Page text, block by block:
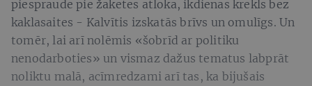
piespraude pie žaketes atloka, ikdienas krekls bez
kaklasaites - Kalvītis izskatās brīvs un omulīgs. Un
tomēr, lai arī nolēmis «šobrīd ar politiku
nenodarboties» un vismaz dažus tematus labprāt
noliktu malā, acīmredzami arī tas, ka bijušais